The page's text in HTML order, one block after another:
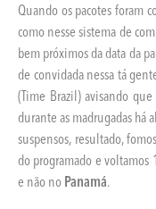
Quando os pacotes foram
como nesse sistema de
bem próximos da data da
de convidada nessa tá
(Time Brazil) avisando
durante as madrugadas há
suspensos, resultado,
do programado e
e não no Panamá.